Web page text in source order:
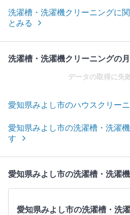
洗濯槽・洗濯機クリーニングに
とみる
洗濯槽・洗濯機クリーニングの
データの取得に失
愛知県みよし市のハウスクリー
愛知県みよし市の洗濯槽・洗濯
す
愛知県みよし市の洗濯槽・洗濯
愛知県みよし市の洗濯槽・洗